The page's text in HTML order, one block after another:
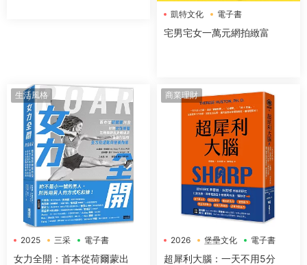
凱特文化 電子書
宅男宅女一萬元網拍緻富
生活風格
2025 三采 電子書
女力全開：首本從荷爾蒙出
商業理財
2026 堡壘文化 電子書
超犀利大腦：一天不用5分